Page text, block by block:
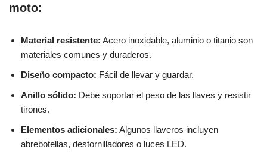
moto:
Material resistente: Acero inoxidable, aluminio o titanio son
materiales comunes y duraderos.
Diseño compacto: Fácil de llevar y guardar.
Anillo sólido: Debe soportar el peso de las llaves y resistir
tirones.
Elementos adicionales: Algunos llaveros incluyen
abrebotellas, destornilladores o luces LED.